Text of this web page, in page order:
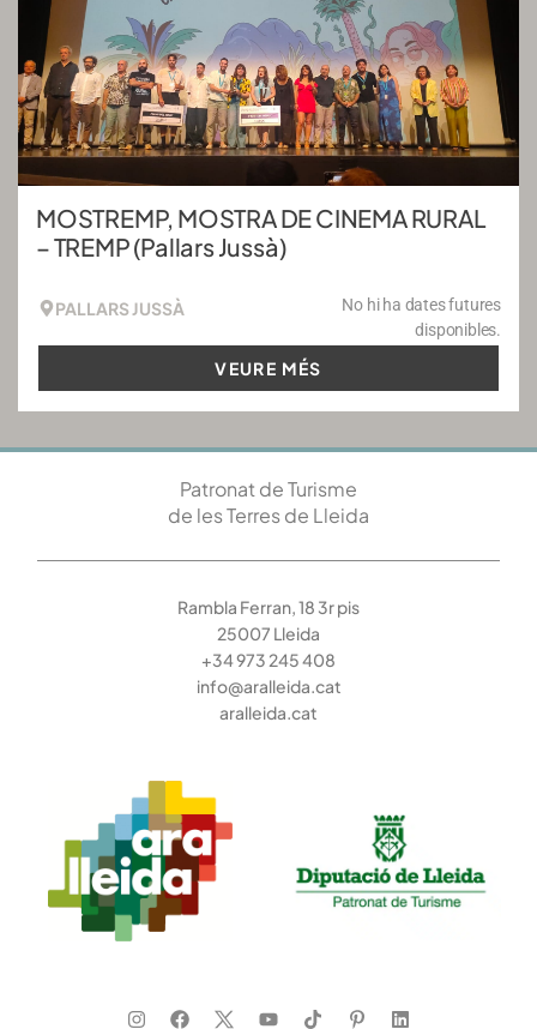
MOSTREMP, MOSTRA DE CINEMA RURAL
– TREMP (Pallars Jussà)
PALLARS JUSSÀ
No hi ha dates futures
disponibles.
VEURE MÉS
Patronat de Turisme
de les Terres de Lleida
Rambla Ferran, 18 3r pis
25007 Lleida
+34 973 245 408
info@aralleida.cat
aralleida.cat